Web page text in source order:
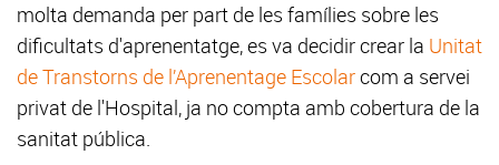
molta demanda per part de les famílies sobre les
dificultats d'aprenentatge, es va decidir crear la Unitat
de Transtorns de l’Aprenentage Escolarcom a servei
privat de l'Hospital, ja no compta amb cobertura de la
sanitat pública.